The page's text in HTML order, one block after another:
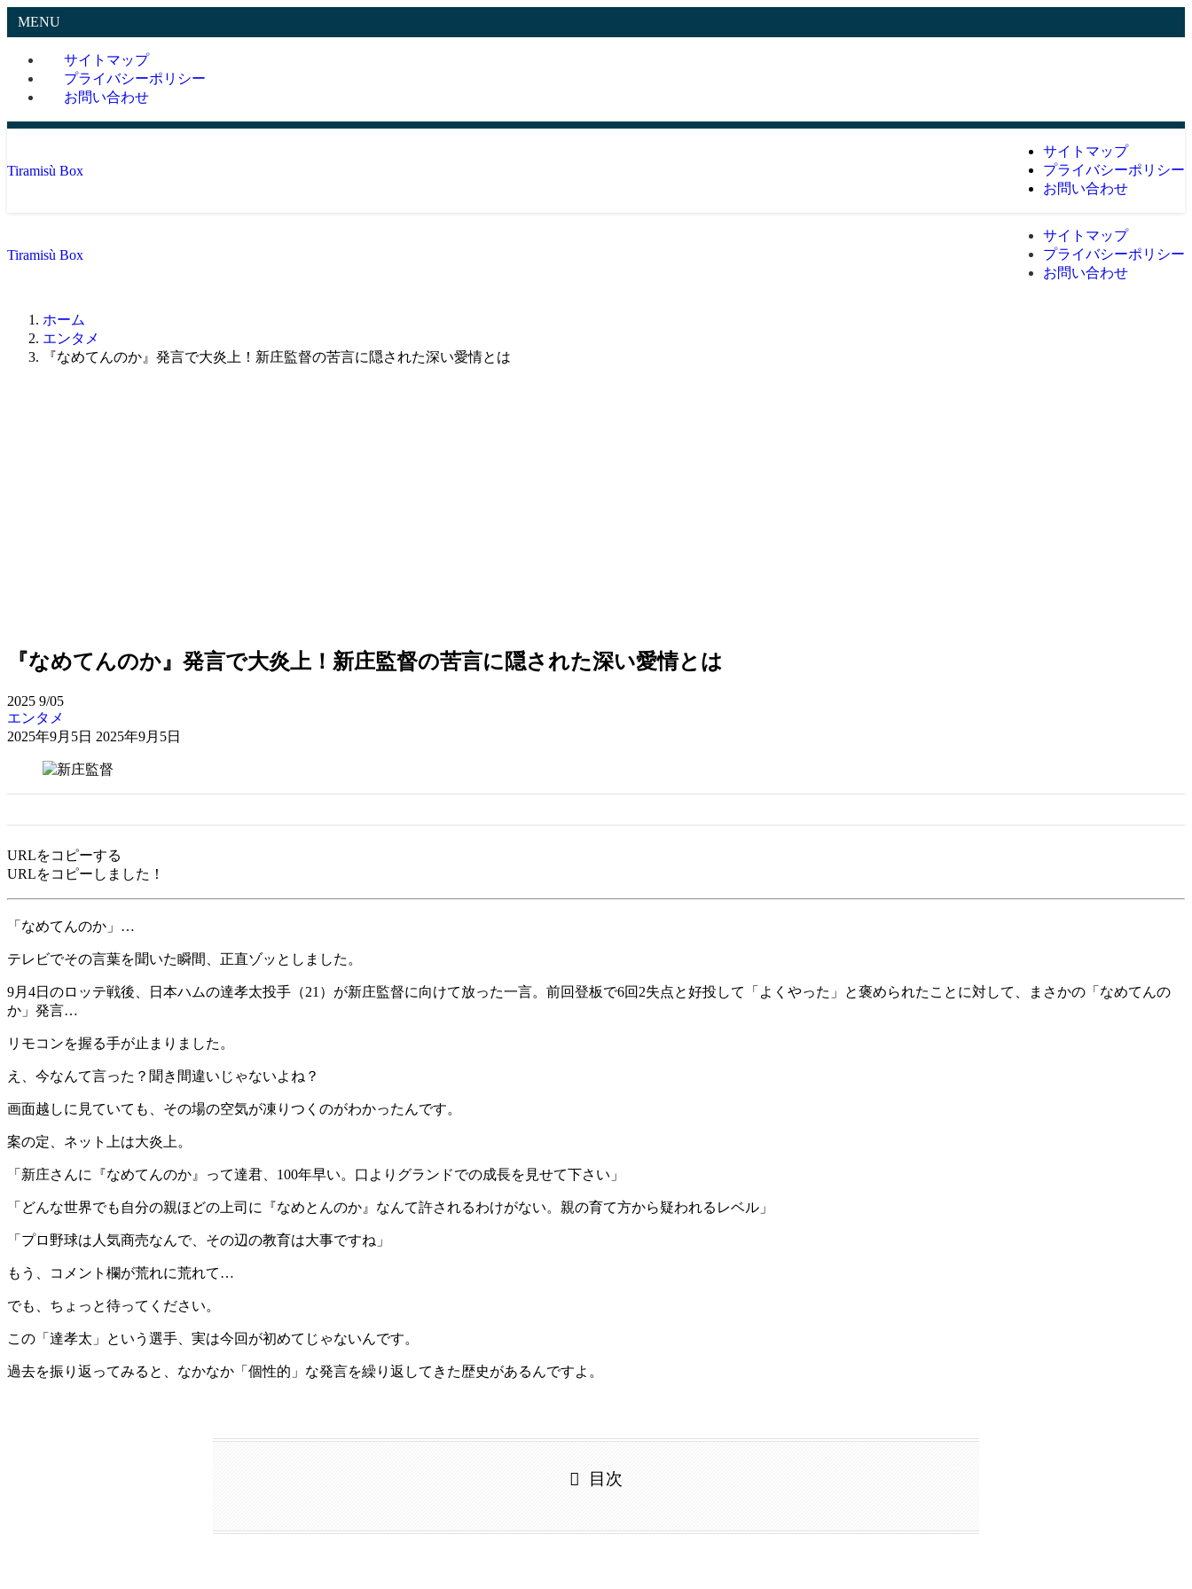
MENU
サイトマップ
プライバシーポリシー
お問い合わせ
Tiramisù Box
サイトマップ
プライバシーポリシー
お問い合わせ
Tiramisù Box
サイトマップ
プライバシーポリシー
お問い合わせ
ホーム
エンタメ
『なめてんのか』発言で大炎上！新庄監督の苦言に隠された深い愛情とは
『なめてんのか』発言で大炎上！新庄監督の苦言に隠された深い愛情とは
2025 9/05
エンタメ
2025年9月5日 2025年9月5日
URLをコピーする
URLをコピーしました！
「なめてんのか」…
テレビでその言葉を聞いた瞬間、正直ゾッとしました。
9月4日のロッテ戦後、日本ハムの達孝太投手（21）が新庄監督に向けて放った一言。前回登板で6回2失点と好投して「よくやった」と褒められたことに対して、まさかの「なめてんの
か」発言…
リモコンを握る手が止まりました。
え、今なんて言った？聞き間違いじゃないよね？
画面越しに見ていても、その場の空気が凍りつくのがわかったんです。
案の定、ネット上は大炎上。
「新庄さんに『なめてんのか』って達君、100年早い。口よりグランドでの成長を見せて下さい」
「どんな世界でも自分の親ほどの上司に『なめとんのか』なんて許されるわけがない。親の育て方から疑われるレベル」
「プロ野球は人気商売なんで、その辺の教育は大事ですね」
もう、コメント欄が荒れに荒れて…
でも、ちょっと待ってください。
この「達孝太」という選手、実は今回が初めてじゃないんです。
過去を振り返ってみると、なかなか「個性的」な発言を繰り返してきた歴史があるんですよ。
目次